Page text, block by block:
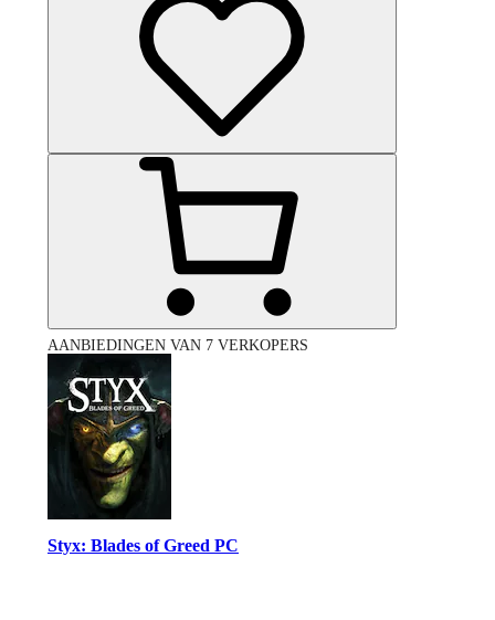
AANBIEDINGEN VAN 7 VERKOPERS
Styx: Blades of Greed PC